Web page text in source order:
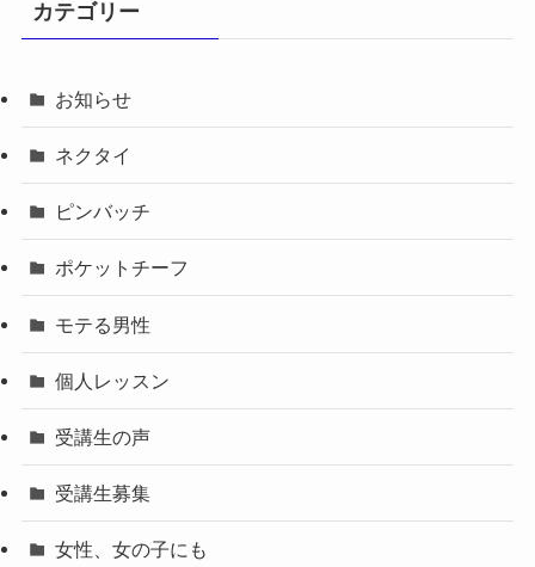
カテゴリー
お知らせ
ネクタイ
ピンバッチ
ポケットチーフ
モテる男性
個人レッスン
受講生の声
受講生募集
女性、女の子にも